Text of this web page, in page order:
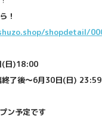
！
shopdetail/
(日)18:00
終了後～6月30日(日) 23:59
ン予定です